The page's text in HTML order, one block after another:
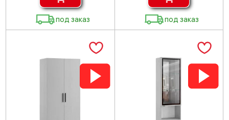
под заказ под заказ